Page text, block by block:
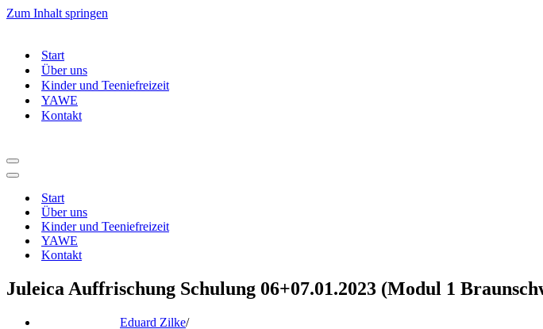
Zum Inhalt springen
Start
Über uns
Kinder und Teeniefreizeit
YAWE
Kontakt
Navigationsmenü
Navigationsmenü
Start
Über uns
Kinder und Teeniefreizeit
YAWE
Kontakt
Juleica Auffrischung Schulung 06+07.01.2023 (Modul 1
Eduard Zilke